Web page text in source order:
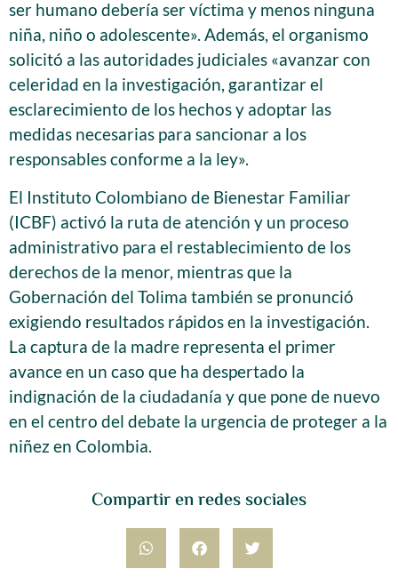
Compartir en redes sociales
ser humano debería ser víctima y menos ninguna
niña, niño o adolescente». Además, el organismo
solicitó a las autoridades judiciales «avanzar con
celeridad en la investigación, garantizar el
esclarecimiento de los hechos y adoptar las
medidas necesarias para sancionar a los
responsables conforme a la ley».
El Instituto Colombiano de Bienestar Familiar
(ICBF) activó la ruta de atención y un proceso
administrativo para el restablecimiento de los
derechos de la menor, mientras que la
Gobernación del Tolima también se pronunció
exigiendo resultados rápidos en la investigación.
La captura de la madre representa el primer
avance en un caso que ha despertado la
indignación de la ciudadanía y que pone de nuevo
en el centro del debate la urgencia de proteger a la
niñez en Colombia.